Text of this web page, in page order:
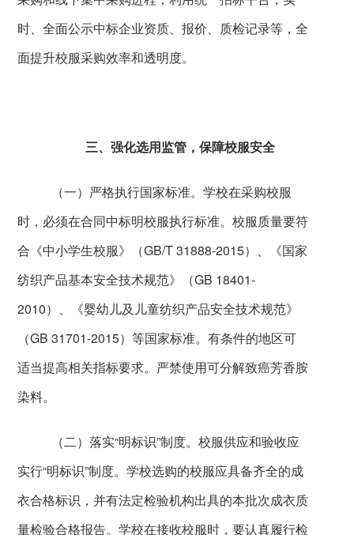
时、全面公示中标企业资质、报价、质检记录等，全
面提升校服采购效率和透明度。
三、强化选用监管，保障校服安全
（一）严格执行国家标准。学校在采购校服
时，必须在合同中标明校服执行标准。校服质量要符
合《中小学生校服》（GB/T 31888-2015）、《国家
纺织产品基本安全技术规范》（GB 18401-
2010）、《婴幼儿及儿童纺织产品安全技术规范》
（GB 31701-2015）等国家标准。有条件的地区可
适当提高相关指标要求。严禁使用可分解致癌芳香胺
染料。
（二）落实“明标识”制度。校服供应和验收应
实行“明标识”制度。学校选购的校服应具备齐全的成
衣合格标识，并有法定检验机构出具的本批次成衣质
量检验合格报告。学校在接收校服时，要认真履行检